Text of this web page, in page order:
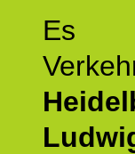
Es